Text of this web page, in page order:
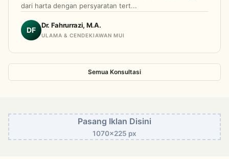
dari harta dengan persyaratan tert...
DF
Dr. Fahrurrazi, M.A.
ULAMA & CENDEKIAWAN MUI
Semua Konsultasi
Pasang Iklan Disini
1070x225 px